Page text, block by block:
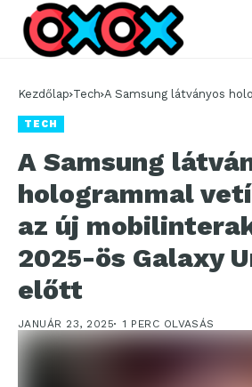
Kezdőlap Tech A Samsung látványos
TECH
A Samsung
hologrammal
az új
2025-ös Galaxy
előtt
JANUÁR 23, 2025 1 PERC OLVASÁS